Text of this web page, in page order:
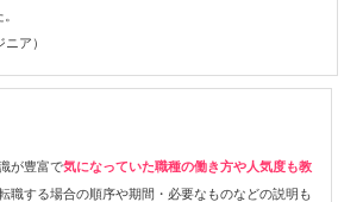
ア）
が豊富で気になっていた職種の働き方や人気度も教
職する場合の順序や期間・必要なものなどの説明も